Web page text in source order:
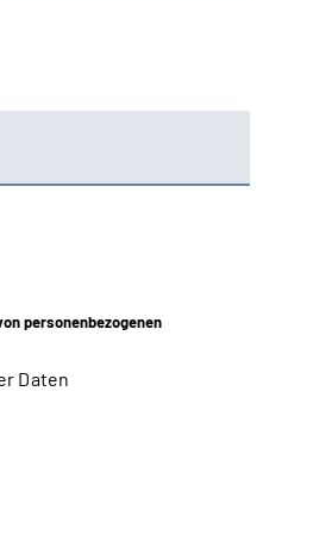
personenbezogenen
Daten